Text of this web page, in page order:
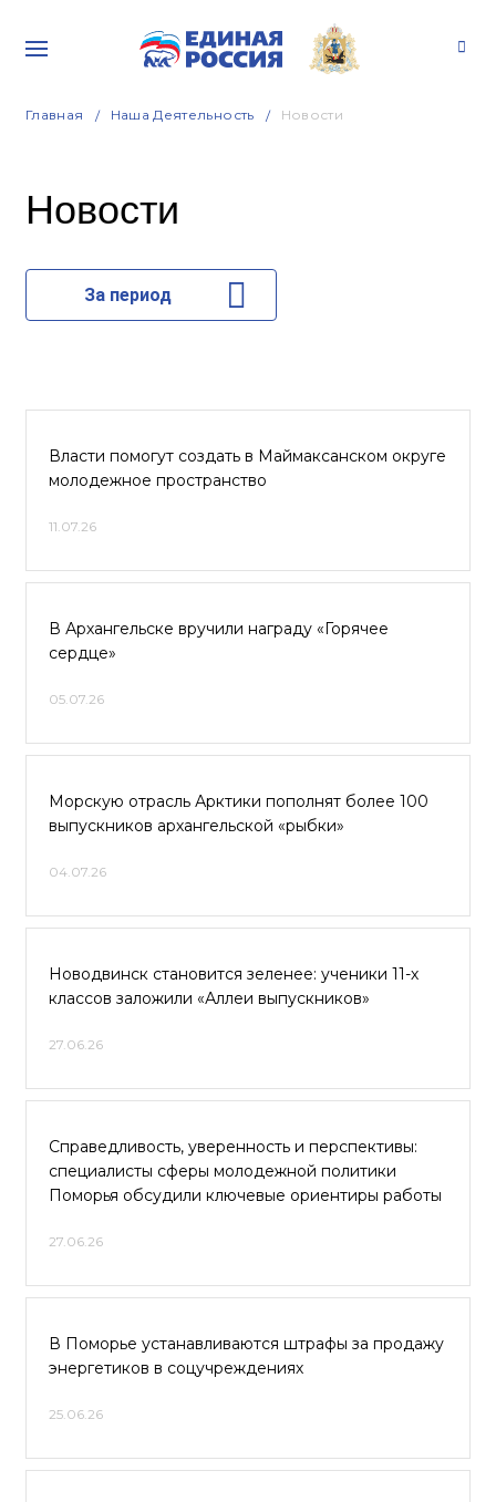
Главная Наша Деятельность Новости
Новости
За период
Власти помогут создать в Маймаксанском округе
молодежное пространство
11.07.26
В Архангельске вручили награду «Горячее
сердце»
05.07.26
Морскую отрасль Арктики пополнят более 100
выпускников архангельской «рыбки»
04.07.26
Новодвинск становится зеленее: ученики 11-х
классов заложили «Аллеи выпускников»
27.06.26
Справедливость, уверенность и перспективы:
специалисты сферы молодежной политики
Поморья обсудили ключевые ориентиры работы
27.06.26
В Поморье устанавливаются штрафы за продажу
энергетиков в соцучреждениях
25.06.26